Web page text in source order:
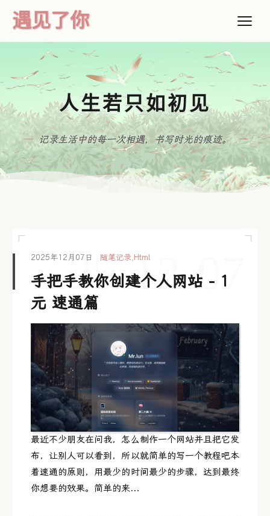
遇见了你
人生若只如初见
记录生活中的每一次相遇，书写时光的痕迹。
25-12-07
2025年12月07日 随笔记录,Html
手把手教你创建个人网站 - 1
元 速通篇
最近不少朋友在问我，怎么制作一个网站并且把它发
布，让别人可以看到，所以就简单的写一个教程吧本
着速通的原则，用最少的时间最少的步骤，达到最终
你想要的效果。简单的来...